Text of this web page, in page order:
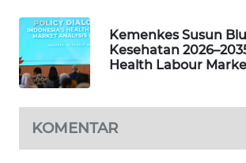
Kemenkes Susun
Kesehatan
Health Labour
KOMENTAR
WAHANANEWS
CO ID
WAHANANEWS
NET
WAHANA
SPORT